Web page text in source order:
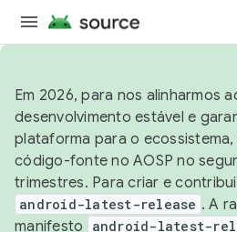
Em 2026, para nos alinharmos
desenvolvimento estável e
plataforma para o
código-fonte no AOSP no
trimestres. Para criar e
android-latest-release . A
manifesto
android-latest-